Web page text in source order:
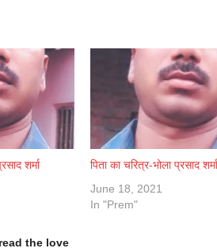
शर्मा
पिता का चरित्र-भोला प्रसाद शर्मा
June 18, 2021
In "Prem"
the love